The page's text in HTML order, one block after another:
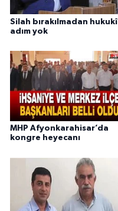
Silah bırakılmadan hukukî
adım yok
MHP Afyonkarahisar’da
kongre heyecanı